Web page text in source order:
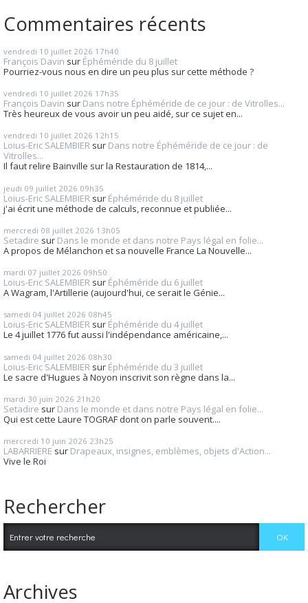
Commentaires récents
vendredi 10 juillet 2026 17h40
François Davin sur Éphéméride du 8 juillet
Pourriez-vous nous en dire un peu plus sur cette méthode ?
vendredi 10 juillet 2026 17h35
François Davin sur Dans notre Éphéméride de ce jour : de Vitrolles...
Très heureux de vous avoir un peu aidé, sur ce sujet en...
vendredi 10 juillet 2026 12h15
Loius-Eric SALEMBIER sur Dans notre Éphéméride de ce jour : de
Vitrolles...
Il faut relire Bainville sur la Restauration de 1814,...
jeudi 09 juillet 2026 09h35
Loius-Eric SALEMBIER sur Éphéméride du 8 juillet
j'ai écrit une méthode de calculs, reconnue et publiée...
mercredi 08 juillet 2026 13h05
Setadire sur Dans le monde et dans notre Pays légal en folie...
A propos de Mélanchon et sa nouvelle France La Nouvelle...
mardi 07 juillet 2026 09h50
Loius-Eric SALEMBIER sur Éphéméride du 6 juillet
A Wagram, l'Artillerie (aujourd'hui, ce serait le Génie...
samedi 04 juillet 2026 08h45
Loius-Eric SALEMBIER sur Éphéméride du 4 juillet
Le 4 juillet 1776 fut aussi l'indépendance américaine,...
samedi 04 juillet 2026 08h30
Loius-Eric SALEMBIER sur Éphéméride du 3 juillet
Le sacre d'Hugues à Noyon inscrivit son règne dans la...
mardi 30 juin 2026 21h20
Setadire sur Dans le monde et dans notre Pays légal en folie...
Qui est cette Laure TOGRAF dont on parle souvent....
mercredi 10 juin 2026 23h25
LABARRIERE sur Drapeaux, insignes, emblèmes, objets d'Action...
Vive le Roi
Rechercher
Archives